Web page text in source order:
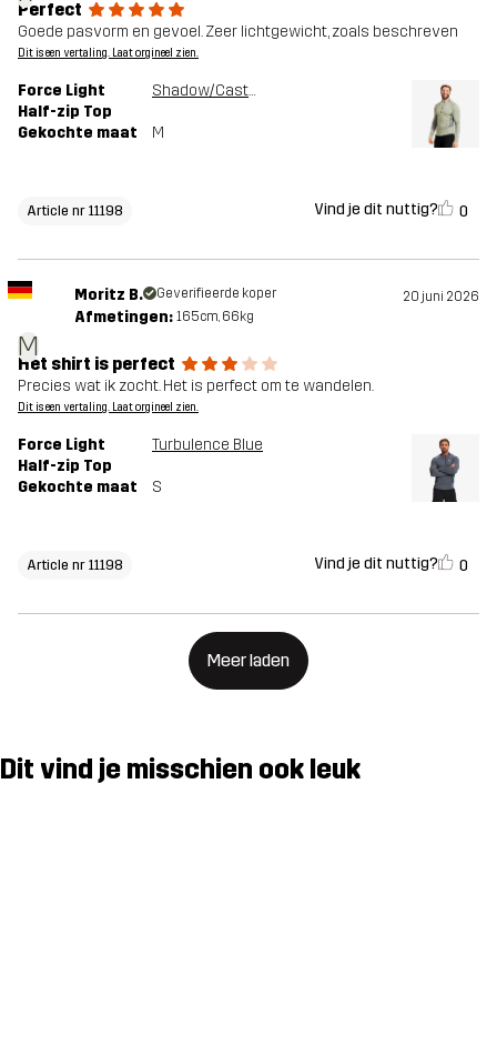
Perfect
Goede pasvorm en gevoel. Zeer lichtgewicht, zoals beschreven
Dit is een vertaling. Laat orgineel zien.
Force Light
Half-zip Top
Shadow/Castor Gray
Gekochte maat M
Article nr 11198 Vind je dit nuttig? 0
M
Moritz B. Geverifieerde koper 20 juni 2026
Afmetingen: 165cm, 66kg
Het shirt is perfect
Precies wat ik zocht. Het is perfect om te wandelen.
Dit is een vertaling. Laat orgineel zien.
Force Light
Half-zip Top
Turbulence Blue
Gekochte maat S
Article nr 11198 Vind je dit nuttig? 0
Meer laden
Dit vind je misschien ook leuk